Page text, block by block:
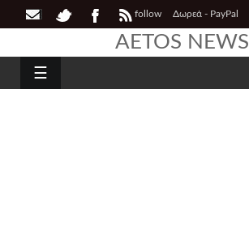
follow Δωρεά - PayPal
AETOS NEWS
☰